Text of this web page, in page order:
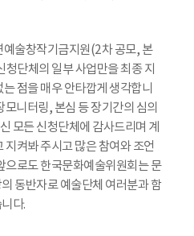
예술창작기금지원(2차 공모, 본
단체의 일부 사업만을 최종 지
점을 매우 안타깝게 생각합니
니터링, 본심 등 장기간의 심의
모든 신청단체에 감사드리며 계
지켜봐 주시고 많은 참여와 조언
으로도 한국문화예술위원회는 문
동반자로 예술단체 여러분과 함
다.